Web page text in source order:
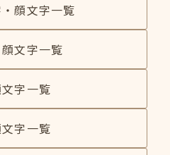
顔文字一覧
文字一覧
字一覧
字一覧